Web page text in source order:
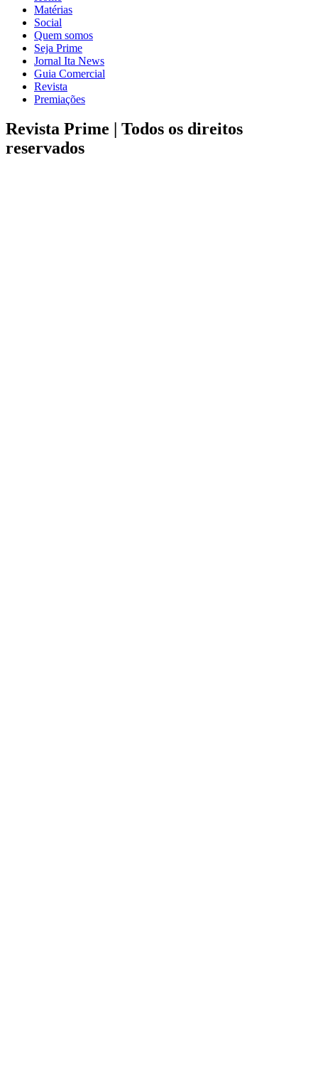
Matérias
Social
Quem somos
Seja Prime
Jornal Ita News
Guia Comercial
Revista
Premiações
Revista Prime |
Todos os direitos
reservados